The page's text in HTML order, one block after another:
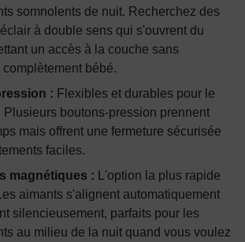
somnolents de nuit. Recherchez des
à double sens qui s'ouvrent du
un accès à la couche sans
bébé.
: Flexibles et durables pour le
Plusieurs boutons-pression prennent
mais offrent une fermeture sécurisée
faciles.
magnétiques : L'option la plus rapide
aimants s'alignent automatiquement
silencieusement, parfaits pour les
au milieu de la nuit quand vous voulez